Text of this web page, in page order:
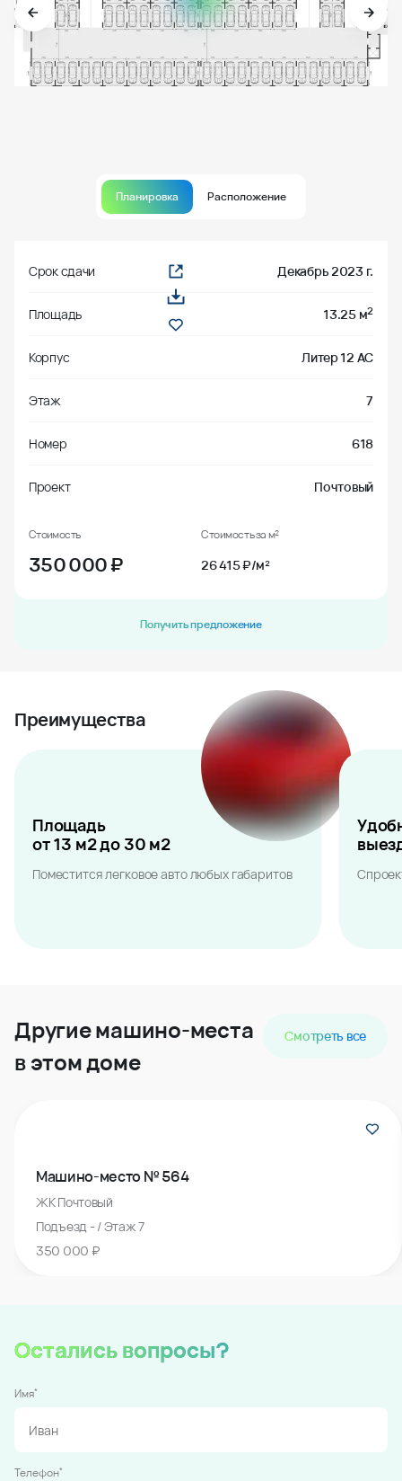
Планировка Расположение
Срок сдачи Декабрь 2023 г.
Площадь 13.25 м2
Корпус Литер 12 АС
Этаж 7
Номер 618
Проект Почтовый
Стоимость
350 000₽
Стоимость за м²
26 415 ₽/м²
Получить предложение
Преимущества
Площадь
от 13 м2 до 30 м2
Поместится легковое авто любых габаритов
Другие машино-места
в этом доме
Смотреть все
Машино-место № 564
ЖК Почтовый
Подъезд - / Этаж 7
350 000 ₽
Остались вопросы?
Имя*
Телефон*